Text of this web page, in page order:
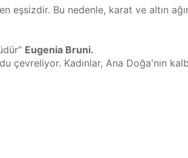
Bu nedenle, karat ve altın
Eugenia Bruni.
Kadınlar, Ana Doğa'nın